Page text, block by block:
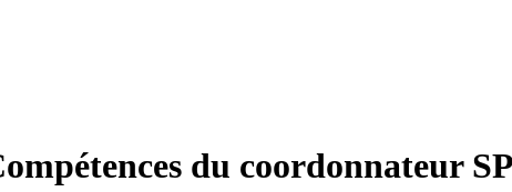
du coordonnateur